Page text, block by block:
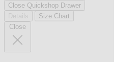
Close Quickshop Drawer
Size Chart
Close